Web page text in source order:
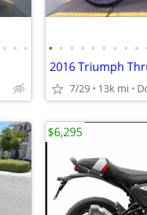
• • • • • • • • • • • •
2016 Triumph
7/29 13k mi
$6,295